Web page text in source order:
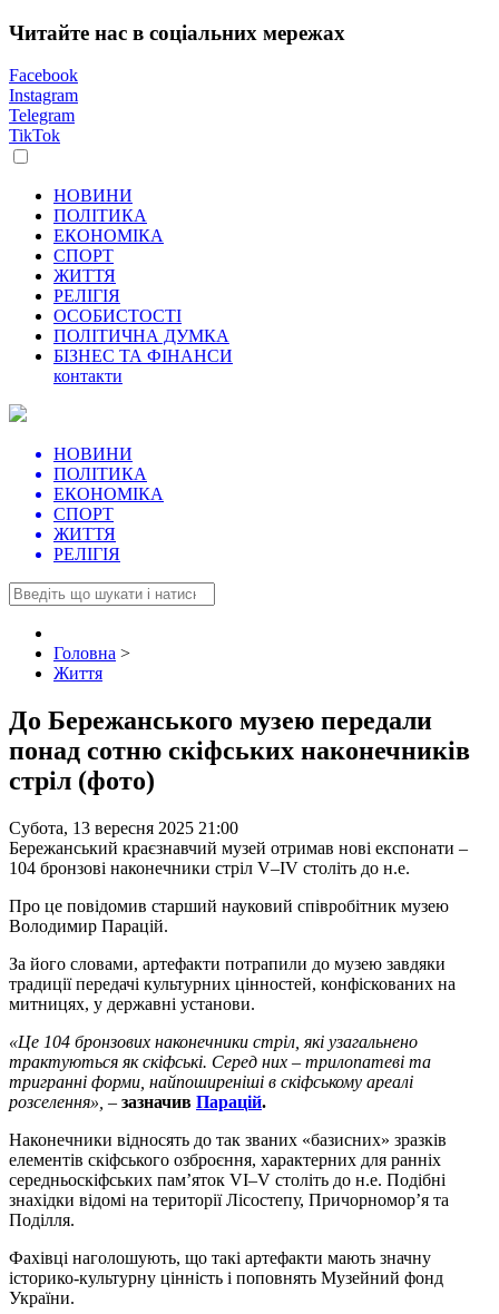
Читайте нас в соціальних мережах
Facebook
Instagram
Telegram
TikTok
НОВИНИ
ПОЛІТИКА
ЕКОНОМІКА
СПОРТ
ЖИТТЯ
РЕЛІГІЯ
ОСОБИСТОСТІ
ПОЛІТИЧНА ДУМКА
БІЗНЕС ТА ФІНАНСИ
контакти
НОВИНИ
ПОЛІТИКА
ЕКОНОМІКА
СПОРТ
ЖИТТЯ
РЕЛІГІЯ
Головна >
Життя
До Бережанського музею передали
понад сотню скіфських наконечників
стріл (фото)
Субота, 13 вересня 2025 21:00
Бережанський краєзнавчий музей отримав нові експонати –
104 бронзові наконечники стріл V–IV століть до н.е.
Про це повідомив старший науковий співробітник музею
Володимир Парацій.
За його словами, артефакти потрапили до музею завдяки
традиції передачі культурних цінностей, конфіскованих на
митницях, у державні установи.
«Це 104 бронзових наконечники стріл, які узагальнено
трактуються як скіфські. Серед них – трилопатеві та
тригранні форми, найпоширеніші в скіфському ареалі
розселення», – зазначив Парацій.
Наконечники відносять до так званих «базисних» зразків
елементів скіфського озброєння, характерних для ранніх
середньоскіфських пам’яток VI–V століть до н.е. Подібні
знахідки відомі на території Лісостепу, Причорномор’я та
Поділля.
Фахівці наголошують, що такі артефакти мають значну
історико-культурну цінність і поповнять Музейний фонд
України.